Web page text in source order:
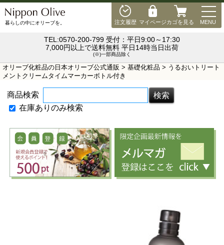
注文履歴 マイページカゴを見る MENU
暮らしの中にオリーブを。
TEL:0570-200-799 受付：平日9:00～17:30
7,000円以上で送料無料 平日14時当日出荷
(※)一部商品除く
オリーブ化粧品の日本オリーブ公式通販 > 基礎化粧品 > うるおいトリート
メントクリームタイムマーカーボトル付き
商品検索
在庫ありのみ検索